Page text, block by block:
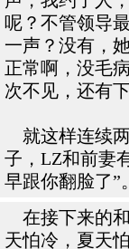
呢？不管领导
一声？没有，
正常啊，没毛
次不见，还有
就这样连续
子，LZ和前妻
早跟你翻脸了”
在接下来的
天怕冷，夏天